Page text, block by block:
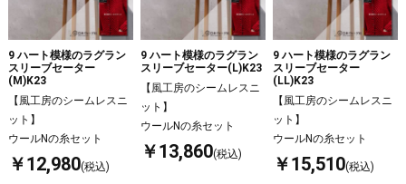
9 ハート模様のラグラン
スリーブセーター
(M)K23
【風工房のシームレスニ
ット】
ウールNの糸セット
￥12,980(税込)
9 ハート模様のラグラン
スリーブセーター(L)K23
【風工房のシームレスニ
ット】
ウールNの糸セット
￥13,860(税込)
9 ハート模様のラグラン
スリーブセーター
(LL)K23
【風工房のシームレスニ
ット】
ウールNの糸セット
￥15,510(税込)